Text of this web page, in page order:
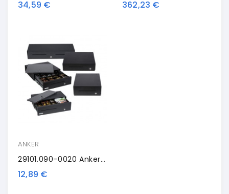
34,59 € 362,23 €
ANKER
29101.090-0020 Anker Connection Cable
12,89 €